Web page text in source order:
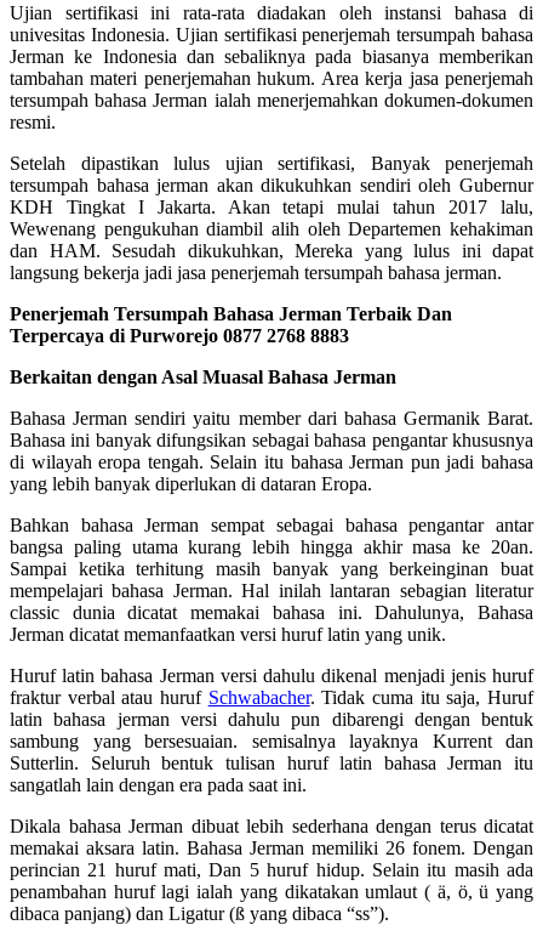
Ujian sertifikasi ini rata-rata diadakan oleh instansi bahasa di
univesitas Indonesia. Ujian sertifikasi penerjemah tersumpah bahasa
Jerman ke Indonesia dan sebaliknya pada biasanya memberikan
tambahan materi penerjemahan hukum. Area kerja jasa penerjemah
tersumpah bahasa Jerman ialah menerjemahkan dokumen-dokumen
resmi.
Setelah dipastikan lulus ujian sertifikasi, Banyak penerjemah
tersumpah bahasa jerman akan dikukuhkan sendiri oleh Gubernur
KDH Tingkat I Jakarta. Akan tetapi mulai tahun 2017 lalu,
Wewenang pengukuhan diambil alih oleh Departemen kehakiman
dan HAM. Sesudah dikukuhkan, Mereka yang lulus ini dapat
langsung bekerja jadi jasa penerjemah tersumpah bahasa jerman.
Penerjemah Tersumpah Bahasa Jerman Terbaik Dan
Terpercaya di Purworejo 0877 2768 8883
Berkaitan dengan Asal Muasal Bahasa Jerman
Bahasa Jerman sendiri yaitu member dari bahasa Germanik Barat.
Bahasa ini banyak difungsikan sebagai bahasa pengantar khususnya
di wilayah eropa tengah. Selain itu bahasa Jerman pun jadi bahasa
yang lebih banyak diperlukan di dataran Eropa.
Bahkan bahasa Jerman sempat sebagai bahasa pengantar antar
bangsa paling utama kurang lebih hingga akhir masa ke 20an.
Sampai ketika terhitung masih banyak yang berkeinginan buat
mempelajari bahasa Jerman. Hal inilah lantaran sebagian literatur
classic dunia dicatat memakai bahasa ini. Dahulunya, Bahasa
Jerman dicatat memanfaatkan versi huruf latin yang unik.
Huruf latin bahasa Jerman versi dahulu dikenal menjadi jenis huruf
fraktur verbal atau huruf Schwabacher. Tidak cuma itu saja, Huruf
latin bahasa jerman versi dahulu pun dibarengi dengan bentuk
sambung yang bersesuaian. semisalnya layaknya Kurrent dan
Sutterlin. Seluruh bentuk tulisan huruf latin bahasa Jerman itu
sangatlah lain dengan era pada saat ini.
Dikala bahasa Jerman dibuat lebih sederhana dengan terus dicatat
memakai aksara latin. Bahasa Jerman memiliki 26 fonem. Dengan
perincian 21 huruf mati, Dan 5 huruf hidup. Selain itu masih ada
penambahan huruf lagi ialah yang dikatakan umlaut ( ä, ö, ü yang
dibaca panjang) dan Ligatur (ß yang dibaca “ss”).